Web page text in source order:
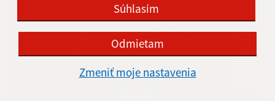
Súhlasím
Odmietam
Zmeniť moje nastavenia